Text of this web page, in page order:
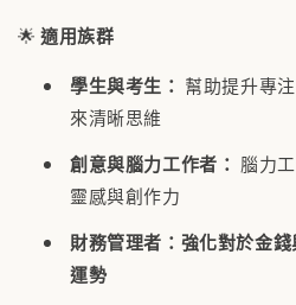
🌟適用族群
學生與考生： 幫助提升專
來清晰思維
創意與腦力工作者： 腦力
靈感與創作力
財務管理者 ： 強化對於金
運勢